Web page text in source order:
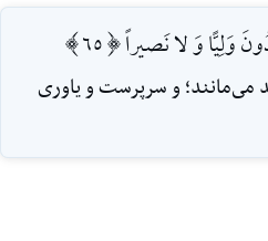
وَلِيًّا وَ لا نَصيراً [65]
مى‌مانند؛ و سرپرست و ياورى